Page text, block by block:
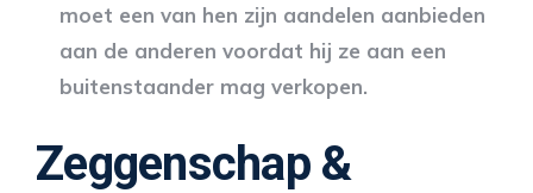
moet een van hen zijn aandelen aanbieden
aan de anderen voordat hij ze aan een
buitenstaander mag verkopen.
Zeggenschap &